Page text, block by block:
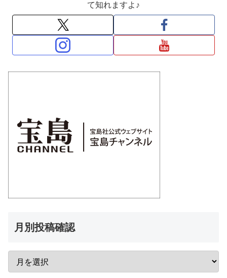
て知れますよ♪
月別投稿確認